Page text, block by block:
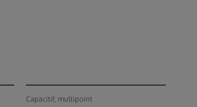
Capacitif, multipoint